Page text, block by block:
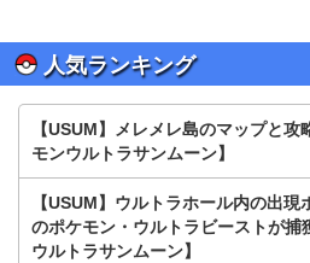
を
検
索
人気ランキング
【USUM】メレメレ島のマップと
モンウルトラサンムーン】
【USUM】ウルトラホール内の出
のポケモン・ウルトラビーストが捕
ウルトラサンムーン】